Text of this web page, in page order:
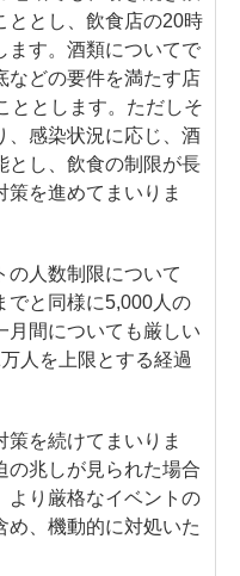
ととし、飲食店の20時
ます。酒類についてで
などの要件を満たす店
ととします。ただしそ
、感染状況に応じ、酒
とし、飲食の制限が長
策を進めてまいりま
の人数制限について
でと同様に5,000人の
月間についても厳しい
人を上限とする経過
を続けてまいりま
の兆しが見られた場合
より厳格なイベントの
め、機動的に対処いた